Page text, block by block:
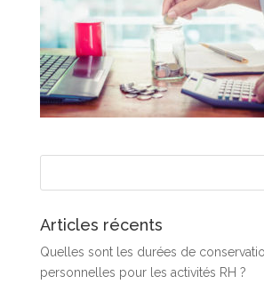
Articles récents
Quelles sont les durées de
personnelles pour les activités RH ?